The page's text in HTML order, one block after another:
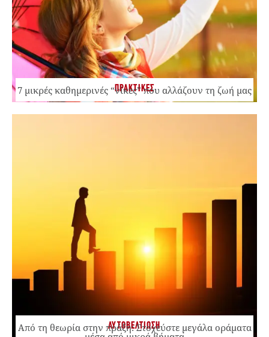
ΠΡΑΚΤΙΚΕΣ
7 μικρές καθημερινές “νίκες” που αλλάζουν τη ζωή μας
ΑΥΤΟΒΕΛΤΙΩΣΗ
Από τη θεωρία στην πράξη: Στοχεύστε μεγάλα οράματα